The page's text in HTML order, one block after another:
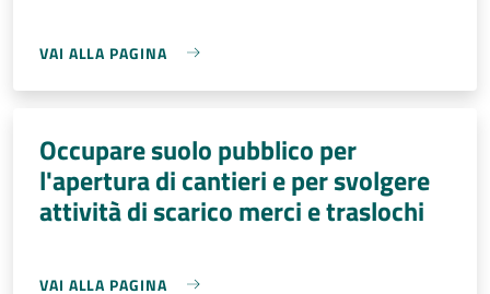
VAI ALLA PAGINA
Occupare suolo pubblico per
l'apertura di cantieri e per svolgere
attività di scarico merci e traslochi
VAI ALLA PAGINA